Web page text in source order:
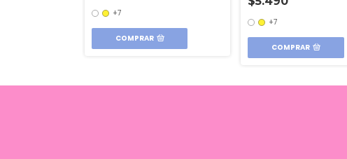
+7
COMPRAR
+7
COMPRAR